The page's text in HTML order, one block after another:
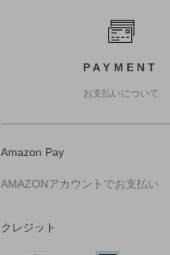
PAYMENT
お支払いについて
Amazon Pay
AMAZONアカウントでお支払い
クレジット